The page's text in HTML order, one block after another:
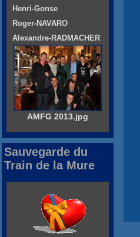
Henri-Gonse
Roger-NAVARO
Alexandre-RADMACHER
AMFG 2013.jpg
Sauvegarde du
Train de la Mure